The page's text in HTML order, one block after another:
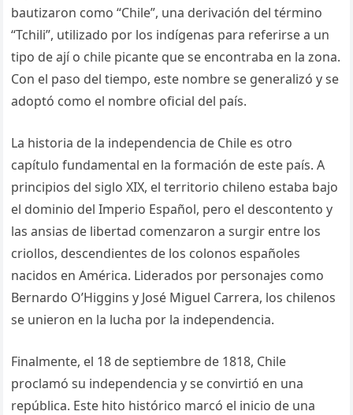
bautizaron como “Chile”, una derivación del término
“Tchili”, utilizado por los indígenas para referirse a un
tipo de ají o chile picante que se encontraba en la zona.
Con el paso del tiempo, este nombre se generalizó y se
adoptó como el nombre oficial del país.
La historia de la independencia de Chile es otro
capítulo fundamental en la formación de este país. A
principios del siglo XIX, el territorio chileno estaba bajo
el dominio del Imperio Español, pero el descontento y
las ansias de libertad comenzaron a surgir entre los
criollos, descendientes de los colonos españoles
nacidos en América. Liderados por personajes como
Bernardo O’Higgins y José Miguel Carrera, los chilenos
se unieron en la lucha por la independencia.
Finalmente, el 18 de septiembre de 1818, Chile
proclamó su independencia y se convirtió en una
república. Este hito histórico marcó el inicio de una